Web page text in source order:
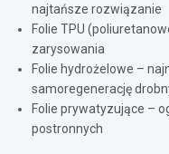
najtańsze rozwiązanie
Folie TPU
zarysowania
Folie hydrożelowe –
samoregenerację
Folie prywatyzujące –
postronnych